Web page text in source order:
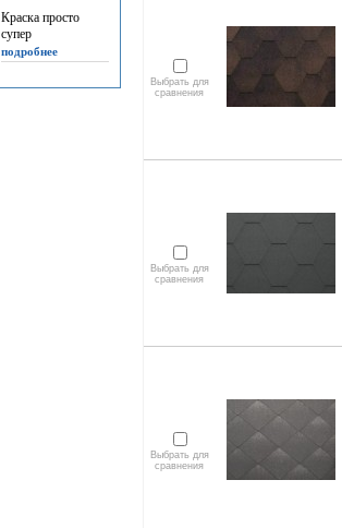
Краска просто
супер
подробнее
Выбрать для
сравнения
Выбрать для
сравнения
Выбрать для
сравнения